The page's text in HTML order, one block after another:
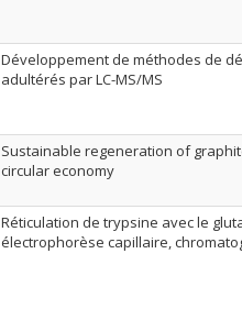
Développement de méthodes de
adultérés par LC-MS/MS
Sustainable regeneration of
circular economy
Réticulation de trypsine avec le
électrophorèse capillaire,